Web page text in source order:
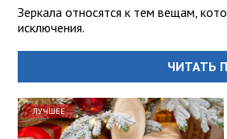
Зеркала относятся к тем вещам,
исключения.
ЧИТАТЬ
ЛУЧШЕЕ